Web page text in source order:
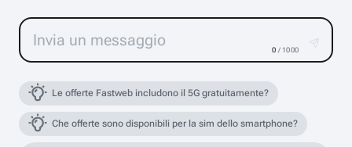
0 / 1000
Le offerte Fastweb includono il 5G gratuitamente?
Che offerte sono disponibili per la sim dello smartphone?